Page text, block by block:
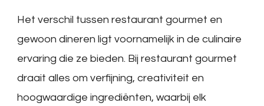
Het verschil tussen restaurant gourmet en
gewoon dineren ligt voornamelijk in de culinaire
ervaring die ze bieden. Bij restaurant gourmet
draait alles om verfijning, creativiteit en
hoogwaardige ingrediënten, waarbij elk